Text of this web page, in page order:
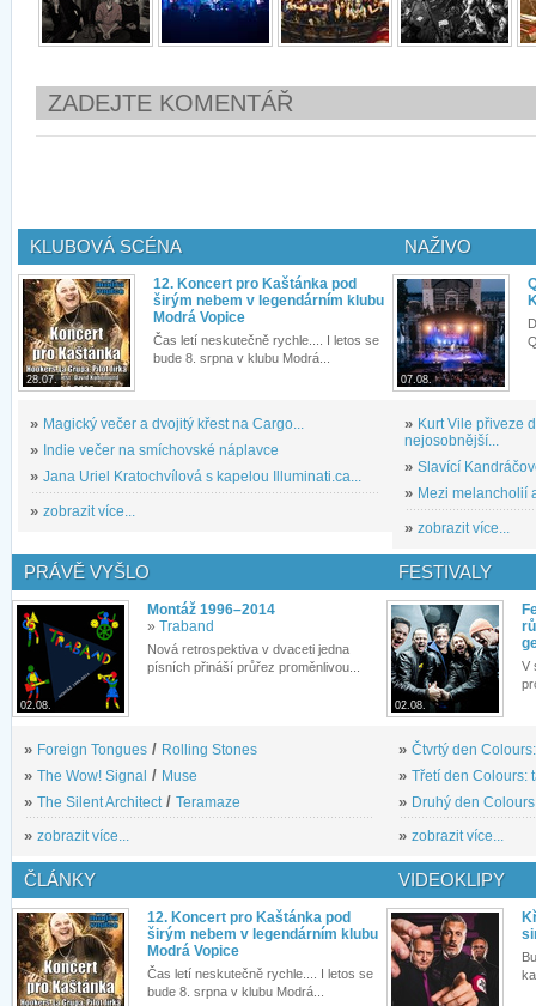
ZADEJTE KOMENTÁŘ
KLUBOVÁ SCÉNA
28.07.
12. Koncert pro Kaštánka pod
širým nebem v legendárním klubu
Modrá Vopice
Čas letí neskutečně rychle.... I letos se
bude 8. srpna v klubu Modrá...
» Magický večer a dvojitý křest na Cargo...
» Indie večer na smíchovské náplavce
» Jana Uriel Kratochvílová s kapelou Illuminati.ca...
» zobrazit více...
NAŽIVO
07.08.
» Kurt Vile přiveze
nejosobnější...
» Slavící
» Mezi melancholií
» zobrazit více...
PRÁVĚ VYŠLO
02.08.
Montáž 1996–2014
» Traband
Nová retrospektiva v dvaceti jedna
písních přináší průřez proměnlivou...
» Foreign Tongues / Rolling Stones
» The Wow! Signal / Muse
» The Silent Architect / Teramaze
» zobrazit více...
FESTIVALY
02.08.
V
» Čtvrtý den
» Třetí den Colours:
» Druhý den
» zobrazit více...
ČLÁNKY
12. Koncert pro Kaštánka pod
širým nebem v legendárním klubu
Modrá Vopice
Čas letí neskutečně rychle.... I letos se
bude 8. srpna v klubu Modrá...
VIDEOKLIPY